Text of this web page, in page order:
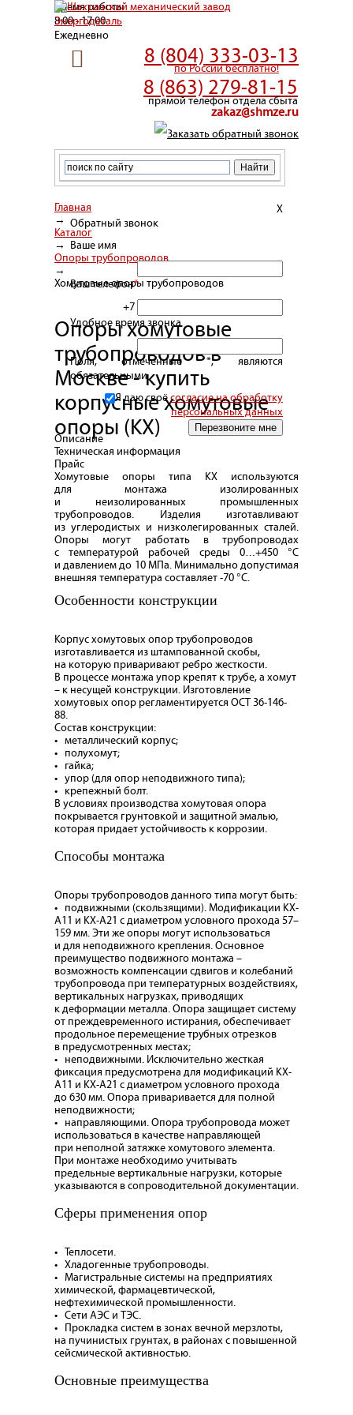
Время работы
8:00 - 17:00
Ежедневно
8 (804) 333-03-13
по России бесплатно!
8 (863) 279-81-15
прямой телефон отдела сбыта
zakaz@shmze.ru
Заказать обратный звонок
X
Обратный звонок
Ваше имя
Ваш телефон*
+7
Удобное время звонка
Поля, отмеченные *, являются
обязательными
Я даю своёсогласие на обработку
персональных данных
Главная
→
Каталог
→
Опоры трубопроводов
→
Хомутовые опоры трубопроводов
Опоры хомутовые
трубопроводов в
Москве - купить
корпусные хомутовые
опоры (КХ)
Описание
Техническая информация
Прайс
Хомутовые опоры типа КХ используются
для монтажа изолированных
и неизолированных промышленных
трубопроводов. Изделия изготавливают
из углеродистых и низколегированных сталей.
Опоры могут работать в трубопроводах
с температурой рабочей среды 0…+450 °С
и давлением до 10 МПа. Минимально допустимая
внешняя температура составляет -70 °С.
Особенности конструкции
Корпус хомутовых опор трубопроводов
изготавливается из штампованной скобы,
на которую приваривают ребро жесткости.
В процессе монтажа упор крепят к трубе, а хомут
– к несущей конструкции. Изготовление
хомутовых опор регламентируется ОСТ 36-146-
88.
Состав конструкции:
• металлический корпус;
• полухомут;
• гайка;
• упор (для опор неподвижного типа);
• крепежный болт.
В условиях производства хомутовая опора
покрывается грунтовкой и защитной эмалью,
которая придает устойчивость к коррозии.
Способы монтажа
Опоры трубопроводов данного типа могут быть:
• подвижными (скользящими). Модификации КХ-
А11 и КХ-А21 с диаметром условного прохода 57–
159 мм. Эти же опоры могут использоваться
и для неподвижного крепления. Основное
преимущество подвижного монтажа –
возможность компенсации сдвигов и колебаний
трубопровода при температурных воздействиях,
вертикальных нагрузках, приводящих
к деформации металла. Опора защищает систему
от преждевременного истирания, обеспечивает
продольное перемещение трубных отрезков
в предусмотренных местах;
•
неподвижными. Исключительно жесткая
фиксация предусмотрена для модификаций КХ-
А11 и КХ-А21 с диаметром условного прохода
до 630 мм. Опора приваривается для полной
неподвижности;
•
направляющими. Опора трубопровода может
использоваться в качестве направляющей
при неполной затяжке хомутового элемента.
При монтаже необходимо учитывать
предельные вертикальные нагрузки, которые
указываются в сопроводительной документации.
Сферы применения опор
• Теплосети.
• Хладогенные трубопроводы.
• Магистральные системы на предприятиях
химической, фармацевтической,
нефтехимической промышленности.
• Сети АЭС и ТЭС.
• Прокладка систем в зонах вечной мерзлоты,
на пучинистых грунтах, в районах с повышенной
сейсмической активностью.
Основные преимущества